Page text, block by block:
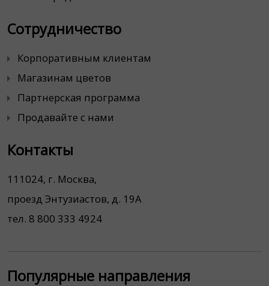
Сотрудничество
Корпоративным клиентам
Магазинам цветов
Партнерская программа
Продавайте с нами
Контакты
111024, г. Москва,
проезд Энтузиастов, д. 19А
тел. 8 800 333 4924
Популярные направления